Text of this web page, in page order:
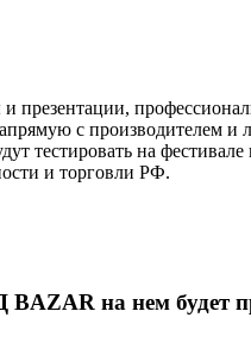
с производителем и
тестировать на
и торговли РФ.
на нем